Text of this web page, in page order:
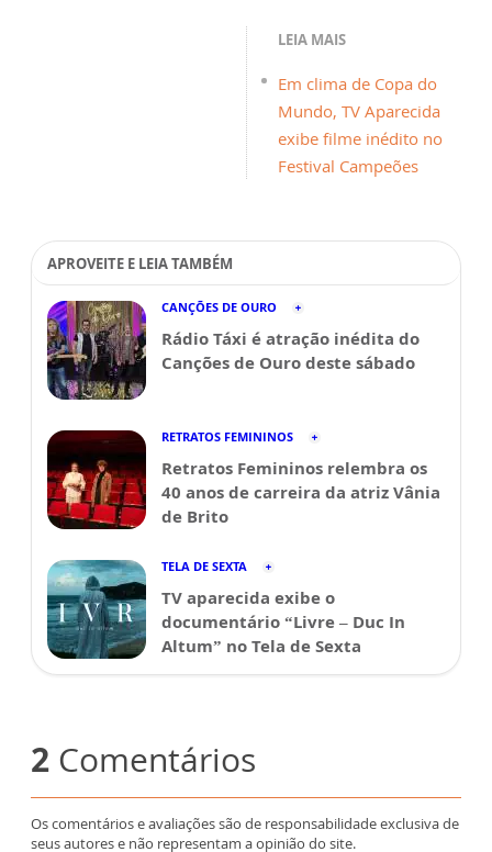
LEIA MAIS
Em clima de Copa do
Mundo, TV Aparecida
exibe filme inédito no
Festival Campeões
APROVEITE E LEIA TAMBÉM
CANÇÕES DE OURO
Rádio Táxi é atração inédita do
Canções de Ouro deste sábado
RETRATOS FEMININOS
Retratos Femininos relembra os
40 anos de carreira da atriz Vânia
de Brito
TELA DE SEXTA
TV aparecida exibe o
documentário “Livre – Duc In
Altum” no Tela de Sexta
2 Comentários
Os comentários e avaliações são de responsabilidade exclusiva de
seus autores e não representam a opinião do site.